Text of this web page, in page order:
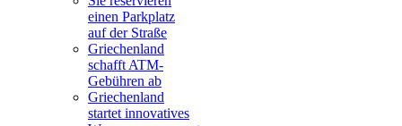
einen Parkplatz
auf der Straße
Griechenland
schafft ATM-
Gebühren ab
Griechenland
startet innovatives